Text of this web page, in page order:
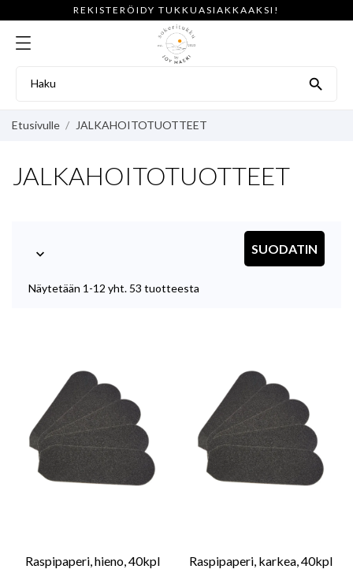
REKISTERÖIDY TUKKUASIAKKAAKSI!

Etusivulle JALKAHOITOTUOTTEET
JALKAHOITOTUOTTEET
 SUODATIN
Näytetään 1-12 yht. 53 tuotteesta
Raspipaperi, hieno, 40kpl Raspipaperi, karkea, 40kpl